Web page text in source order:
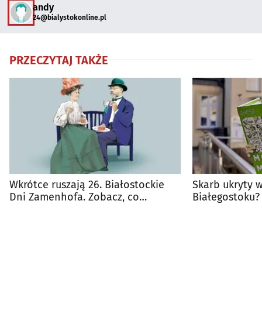
andy
24@bialystokonline.pl
PRZECZYTAJ TAKŻE
Wkrótce ruszają 26. Białostockie
Dni Zamenhofa. Zobacz, co
Skarb ukryty